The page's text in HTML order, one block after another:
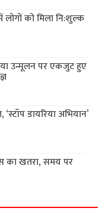
को मिला नि:शुल्क
उन्मूलन पर एकजुट हुए
डायरिया अभियान’
का खतरा, समय पर